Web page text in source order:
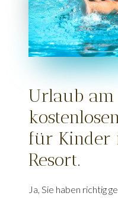
Urlaub
für Kinder
Resort.
Ja, Sie haben richtig